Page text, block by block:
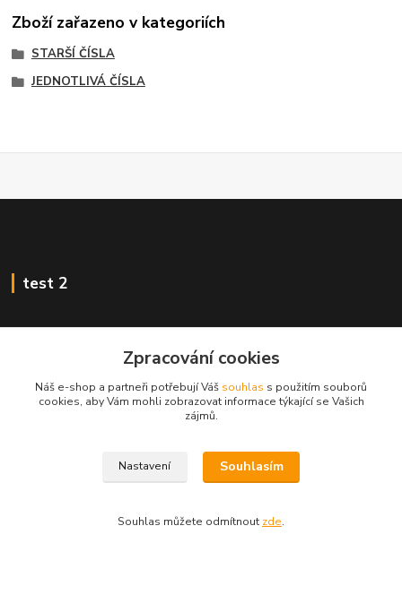
Zboží zařazeno v kategoriích
STARŠÍ ČÍSLA
JEDNOTLIVÁ ČÍSLA
test 2
Kontakty
Zákaznická podpora
Zpracování cookies
Náš e-shop a partneři potřebují Váš souhlas s použitím souborů
cookies, aby Vám mohli zobrazovat informace týkající se Vašich
zájmů.
Nastavení Souhlasím
Souhlas můžete odmítnout zde.